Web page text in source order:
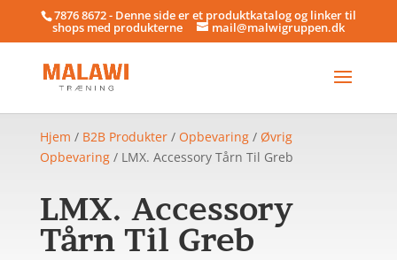
7876 8672 - Denne side er et produktkatalog og linker til
shops med produkterne mail@malwigruppen.dk
Hjem / B2B Produkter/ Opbevaring/ Øvrig
Opbevaring/ LMX. Accessory Tårn Til Greb
LMX. Accessory
Tårn Til Greb